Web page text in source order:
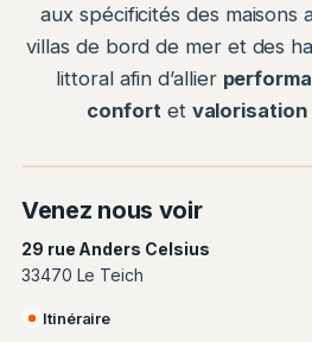
aux spécificités des maisons
villas de bord de mer et des
littoral afin d’allier
confort et valorisation
Venez nous voir
29 rue Anders Celsius
33470 Le Teich
Itinéraire